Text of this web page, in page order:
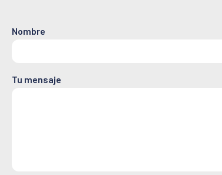
Nombre
Tu mensaje